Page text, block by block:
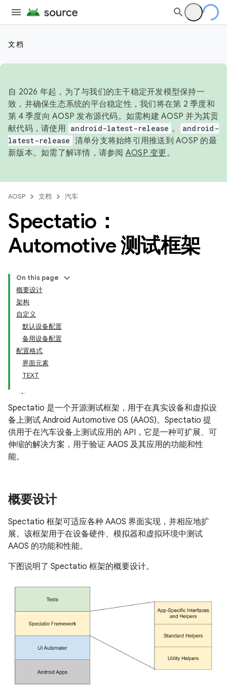
文档
自 2026 年起，为了与我们的主干稳定开发模型保持一
致，并确保生态系统的平台稳定性，我们将在第 2 季度和
第 4 季度向 AOSP 发布源代码。如需构建 AOSP 并为其贡
献代码，请使用 android-latest-release 。
android-
latest-release 清单分支将始终引用推送到 AOSP 的最
新版本。如需了解详情，请参阅 AOSP 变更。
AOSP 文档 汽车
Spectatio：
Automotive 测试框架
On this page
概要设计
架构
自定义
默认设备配置
备用设备配置
配置格式
界面元素
TEXT
Spectatio 是一个开源测试框架，用于在真实设备和虚拟设
备上测试 Android Automotive OS (AAOS)。Spectatio 提
供用于在汽车设备上测试应用的 API，它是一种可扩展、可
伸缩的解决方案，用于验证 AAOS 及其应用的功能和性
能。
概要设计
Spectatio 框架可适应各种 AAOS 界面实现，并相应地扩
展。该框架用于在设备硬件、模拟器和虚拟环境中测试
AAOS 的功能和性能。
下图说明了 Spectatio 框架的概要设计。